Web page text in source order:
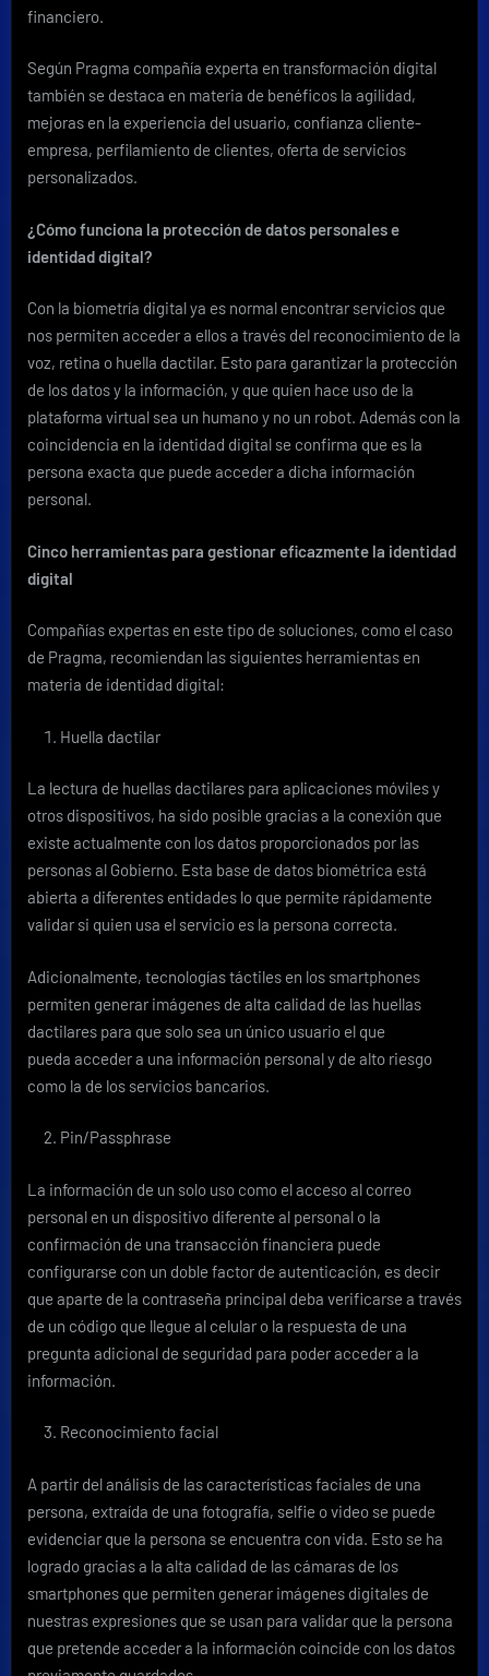
financiero.
Según Pragma compañía experta en transformación digital
también se destaca en materia de benéficos la agilidad,
mejoras en la experiencia del usuario, confianza cliente-
empresa, perfilamiento de clientes, oferta de servicios
personalizados.
¿Cómo funciona la protección de datos personales e
identidad digital?
Con la biometría digital ya es normal encontrar servicios que
nos permiten acceder a ellos a través del reconocimiento de la
voz, retina o huella dactilar. Esto para garantizar la protección
de los datos y la información, y que quien hace uso de la
plataforma virtual sea un humano y no un robot. Además con la
coincidencia en la identidad digital se confirma que es la
persona exacta que puede acceder a dicha información
personal.
Cinco herramientas para gestionar eficazmente la identidad
digital
Compañías expertas en este tipo de soluciones, como el caso
de Pragma, recomiendan las siguientes herramientas en
materia de identidad digital:
Huella dactilar
La lectura de huellas dactilares para aplicaciones móviles y
otros dispositivos, ha sido posible gracias a la conexión que
existe actualmente con los datos proporcionados por las
personas al Gobierno. Esta base de datos biométrica está
abierta a diferentes entidades lo que permite rápidamente
validar si quien usa el servicio es la persona correcta.
Adicionalmente, tecnologías táctiles en los smartphones
permiten generar imágenes de alta calidad de las huellas
dactilares para que solo sea un único usuario el que
pueda acceder a una información personal y de alto riesgo
como la de los servicios bancarios.
Pin/Passphrase
La información de un solo uso como el acceso al correo
personal en un dispositivo diferente al personal o la
confirmación de una transacción financiera puede
configurarse con un doble factor de autenticación, es decir
que aparte de la contraseña principal deba verificarse a través
de un código que llegue al celular o la respuesta de una
pregunta adicional de seguridad para poder acceder a la
información.
Reconocimiento facial
A partir del análisis de las características faciales de una
persona, extraída de una fotografía, selfie o video se puede
evidenciar que la persona se encuentra con vida. Esto se ha
logrado gracias a la alta calidad de las cámaras de los
smartphones que permiten generar imágenes digitales de
nuestras expresiones que se usan para validar que la persona
que pretende acceder a la información coincide con los datos